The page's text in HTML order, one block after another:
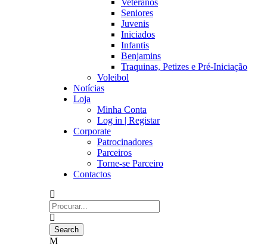
Veteranos
Seniores
Juvenis
Iniciados
Infantis
Benjamins
Traquinas, Petizes e Pré-Iniciação
Voleibol
Notícias
Loja
Minha Conta
Log in | Registar
Corporate
Patrocinadores
Parceiros
Torne-se Parceiro
Contactos